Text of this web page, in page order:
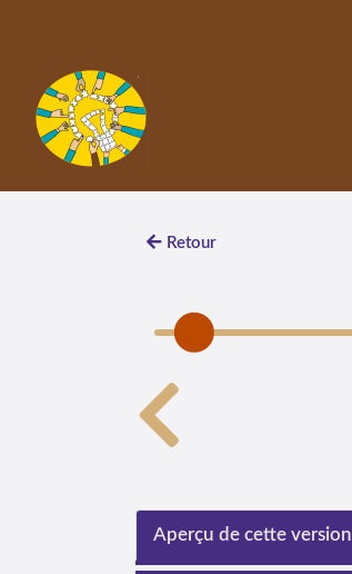
Retour
Aperçu de cette version